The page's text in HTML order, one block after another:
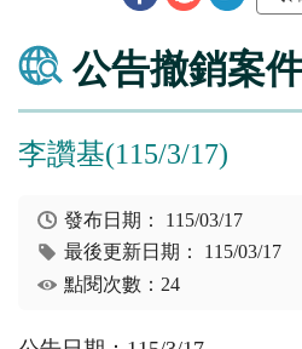
公告撤銷案
李讚基(115/3/17)
發布日期： 115/03/17
最後更新日期： 115/03/17
點閱次數：24